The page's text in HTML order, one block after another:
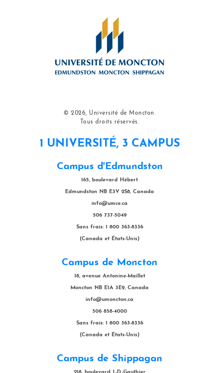
© 2026, Université de Moncton.
Tous droits réservés.
1 UNIVERSITÉ, 3 CAMPUS
Campus d'Edmundston
165, boulevard Hébert
Edmundston NB E3V 2S8, Canada
info@umce.ca
506 737-5049
Sans frais: 1 800 363-8336
(Canada et États-Unis)
Campus de Moncton
18, avenue Antonine-Maillet
Moncton NB E1A 3E9, Canada
info@umoncton.ca
506 858-4000
Sans frais: 1 800 363-8336
(Canada et États-Unis)
Campus de Shippagan